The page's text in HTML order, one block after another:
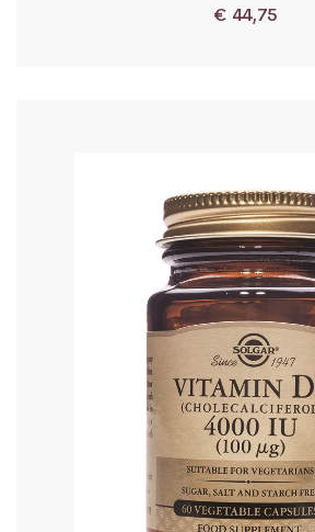
€ 44,75